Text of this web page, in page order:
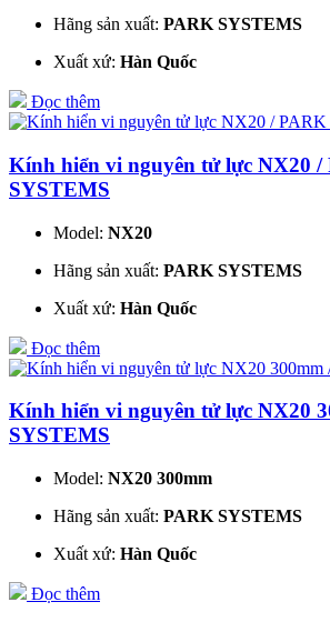
Hãng sản xuất: PARK SYSTEMS
Xuất xứ: Hàn Quốc
Đọc thêm
Kính hiển vi nguyên tử lực NX20 /
SYSTEMS
Model: NX20
Hãng sản xuất: PARK SYSTEMS
Xuất xứ: Hàn Quốc
Đọc thêm
Kính hiển vi nguyên tử lực NX20
SYSTEMS
Model: NX20 300mm
Hãng sản xuất: PARK SYSTEMS
Xuất xứ: Hàn Quốc
Đọc thêm